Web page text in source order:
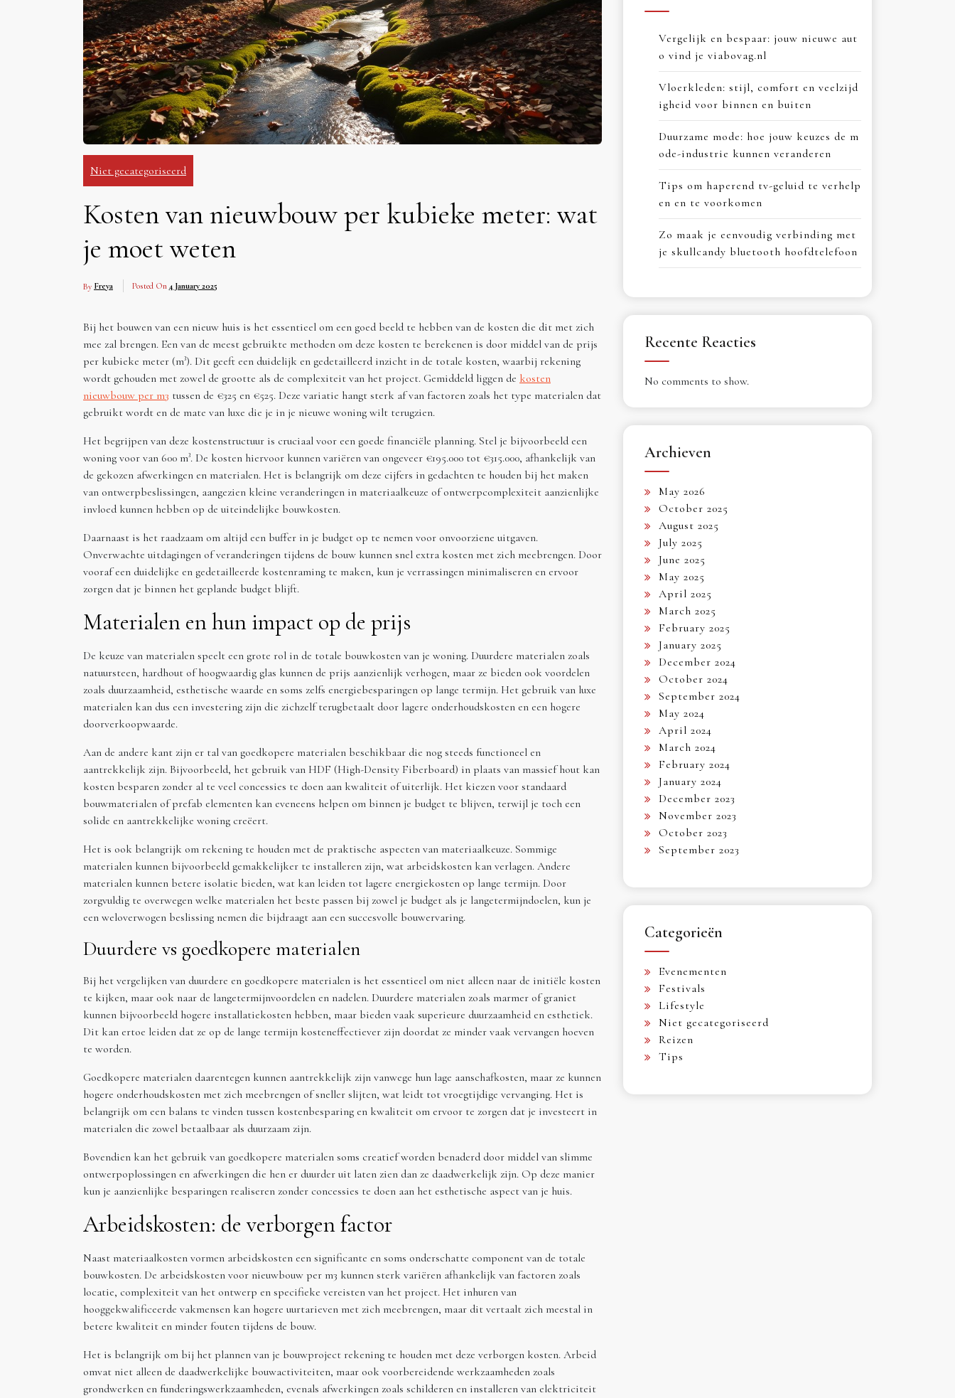
Niet gecategoriseerd
Kosten van nieuwbouw per kubieke meter: wat
je moet weten
By Freya Posted On 4 January 2025
Bij het bouwen van een nieuw huis is het essentieel om een goed beeld te hebben van de kosten die dit met zich
mee zal brengen. Een van de meest gebruikte methoden om deze kosten te berekenen is door middel van de prijs
per kubieke meter (m³). Dit geeft een duidelijk en gedetailleerd inzicht in de totale kosten, waarbij rekening
wordt gehouden met zowel de grootte als de complexiteit van het project. Gemiddeld liggen de kosten
nieuwbouw per m3 tussen de €325 en €525. Deze variatie hangt sterk af van factoren zoals het type materialen dat
gebruikt wordt en de mate van luxe die je in je nieuwe woning wilt terugzien.
Het begrijpen van deze kostenstructuur is cruciaal voor een goede financiële planning. Stel je bijvoorbeeld een
woning voor van 600 m³. De kosten hiervoor kunnen variëren van ongeveer €195.000 tot €315.000, afhankelijk van
de gekozen afwerkingen en materialen. Het is belangrijk om deze cijfers in gedachten te houden bij het maken
van ontwerpbeslissingen, aangezien kleine veranderingen in materiaalkeuze of ontwerpcomplexiteit aanzienlijke
invloed kunnen hebben op de uiteindelijke bouwkosten.
Daarnaast is het raadzaam om altijd een buffer in je budget op te nemen voor onvoorziene uitgaven.
Onverwachte uitdagingen of veranderingen tijdens de bouw kunnen snel extra kosten met zich meebrengen. Door
vooraf een duidelijke en gedetailleerde kostenraming te maken, kun je verrassingen minimaliseren en ervoor
zorgen dat je binnen het geplande budget blijft.
Materialen en hun impact op de prijs
De keuze van materialen speelt een grote rol in de totale bouwkosten van je woning. Duurdere materialen zoals
natuursteen, hardhout of hoogwaardig glas kunnen de prijs aanzienlijk verhogen, maar ze bieden ook voordelen
zoals duurzaamheid, esthetische waarde en soms zelfs energiebesparingen op lange termijn. Het gebruik van luxe
materialen kan dus een investering zijn die zichzelf terugbetaalt door lagere onderhoudskosten en een hogere
doorverkoopwaarde.
Aan de andere kant zijn er tal van goedkopere materialen beschikbaar die nog steeds functioneel en
aantrekkelijk zijn. Bijvoorbeeld, het gebruik van HDF (High-Density Fiberboard) in plaats van massief hout kan
kosten besparen zonder al te veel concessies te doen aan kwaliteit of uiterlijk. Het kiezen voor standaard
bouwmaterialen of prefab elementen kan eveneens helpen om binnen je budget te blijven, terwijl je toch een
solide en aantrekkelijke woning creëert.
Het is ook belangrijk om rekening te houden met de praktische aspecten van materiaalkeuze. Sommige
materialen kunnen bijvoorbeeld gemakkelijker te installeren zijn, wat arbeidskosten kan verlagen. Andere
materialen kunnen betere isolatie bieden, wat kan leiden tot lagere energiekosten op lange termijn. Door
zorgvuldig te overwegen welke materialen het beste passen bij zowel je budget als je langetermijndoelen, kun je
een weloverwogen beslissing nemen die bijdraagt aan een succesvolle bouwervaring.
Duurdere vs goedkopere materialen
Bij het vergelijken van duurdere en goedkopere materialen is het essentieel om niet alleen naar de initiële kosten
te kijken, maar ook naar de langetermijnvoordelen en nadelen. Duurdere materialen zoals marmer of graniet
kunnen bijvoorbeeld hogere installatiekosten hebben, maar bieden vaak superieure duurzaamheid en esthetiek.
Dit kan ertoe leiden dat ze op de lange termijn kosteneffectiever zijn doordat ze minder vaak vervangen hoeven
te worden.
Goedkopere materialen daarentegen kunnen aantrekkelijk zijn vanwege hun lage aanschafkosten, maar ze kunnen
hogere onderhoudskosten met zich meebrengen of sneller slijten, wat leidt tot vroegtijdige vervanging. Het is
belangrijk om een balans te vinden tussen kostenbesparing en kwaliteit om ervoor te zorgen dat je investeert in
materialen die zowel betaalbaar als duurzaam zijn.
Bovendien kan het gebruik van goedkopere materialen soms creatief worden benaderd door middel van slimme
ontwerpoplossingen en afwerkingen die hen er duurder uit laten zien dan ze daadwerkelijk zijn. Op deze manier
kun je aanzienlijke besparingen realiseren zonder concessies te doen aan het esthetische aspect van je huis.
Arbeidskosten: de verborgen factor
Naast materiaalkosten vormen arbeidskosten een significante en soms onderschatte component van de totale
bouwkosten. De arbeidskosten voor nieuwbouw per m3 kunnen sterk variëren afhankelijk van factoren zoals
locatie, complexiteit van het ontwerp en specifieke vereisten van het project. Het inhuren van
hooggekwalificeerde vakmensen kan hogere uurtarieven met zich meebrengen, maar dit vertaalt zich meestal in
betere kwaliteit en minder fouten tijdens de bouw.
Het is belangrijk om bij het plannen van je bouwproject rekening te houden met deze verborgen kosten. Arbeid
omvat niet alleen de daadwerkelijke bouwactiviteiten, maar ook voorbereidende werkzaamheden zoals
grondwerken en funderingswerkzaamheden, evenals afwerkingen zoals schilderen en installeren van elektriciteit
Vergelijk en bespaar: jouw nieuwe aut
o vind je viabovag.nl
Vloerkleden: stijl, comfort en veelzijd
igheid voor binnen en buiten
Duurzame mode: hoe jouw keuzes de m
ode-industrie kunnen veranderen
Tips om haperend tv-geluid te verhelp
en en te voorkomen
Zo maak je eenvoudig verbinding met
je skullcandy bluetooth hoofdtelefoon
Recente Reacties
No comments to show.
Archieven
May 2026
October 2025
August 2025
July 2025
June 2025
May 2025
April 2025
March 2025
February 2025
January 2025
December 2024
October 2024
September 2024
May 2024
April 2024
March 2024
February 2024
January 2024
December 2023
November 2023
October 2023
September 2023
Categorieën
Evenementen
Festivals
Lifestyle
Niet gecategoriseerd
Reizen
Tips